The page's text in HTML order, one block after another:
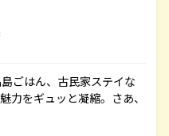
ごはん、古民家ステイな
力をギュッと凝縮。さあ、